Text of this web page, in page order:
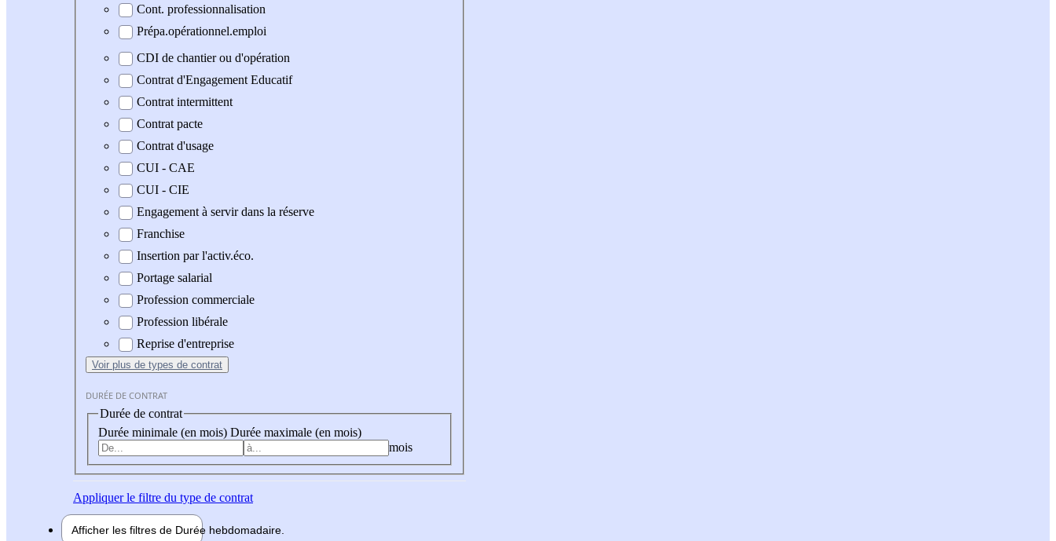
Cont. professionnalisation
Prépa.opérationnel.emploi
CDI de chantier ou d'opération
Contrat d'Engagement Educatif
Contrat intermittent
Contrat pacte
Contrat d'usage
CUI - CAE
CUI - CIE
Engagement à servir dans la réserve
Franchise
Insertion par l'activ.éco.
Portage salarial
Profession commerciale
Profession libérale
Reprise d'entreprise
Voir plus de types de contrat
DURÉE DE CONTRAT
Durée de contrat
Durée minimale (en mois) Durée maximale (en mois)
mois
Appliquerle filtre du type de contrat
Afficher les filtres de Durée hebdomadaire